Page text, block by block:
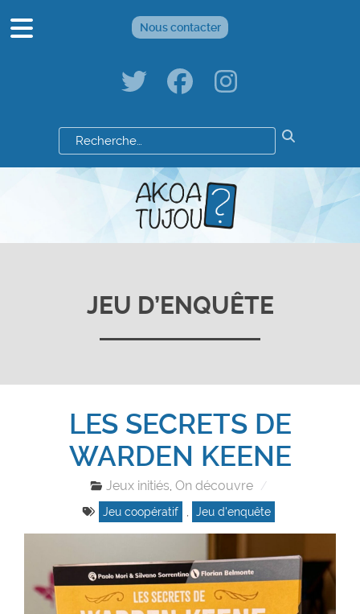
Nous contacter
Résultats
de
votre
recherche
:
JEU D’ENQUÊTE
LES SECRETS DE
WARDEN KEENE
Jeux initiés,On découvre
Jeu coopératif , Jeu d'enquête